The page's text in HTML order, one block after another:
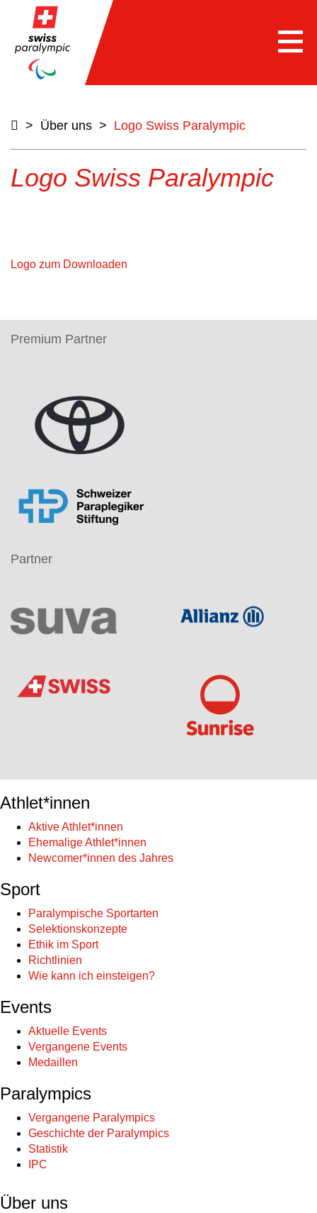
> Über uns > Logo Swiss Paralympic
Logo Swiss Paralympic
Logo zum Downloaden
Premium Partner
Partner
Athlet*innen
Aktive Athlet*innen
Ehemalige Athlet*innen
Newcomer*innen des Jahres
Sport
Paralympische Sportarten
Selektionskonzepte
Ethik im Sport
Richtlinien
Wie kann ich einsteigen?
Events
Aktuelle Events
Vergangene Events
Medaillen
Paralympics
Vergangene Paralympics
Geschichte der Paralympics
Statistik
IPC
Über uns